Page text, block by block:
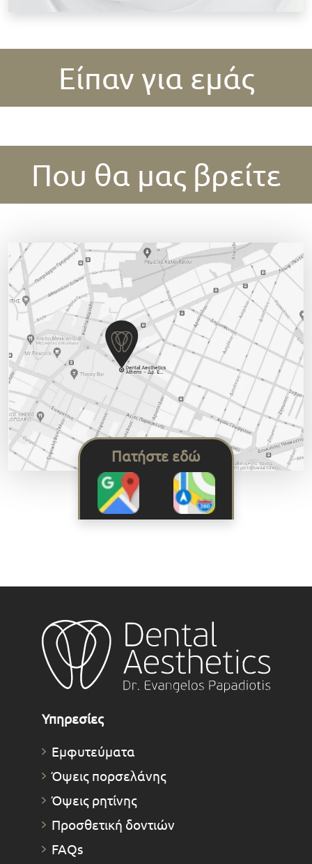
Είπαν για εμάς
Που θα μας βρείτε
Πατήστε εδώ
Υπηρεσίες
Εμφυτεύματα
Όψεις πορσελάνης
Όψεις ρητίνης
Προσθετική δοντιών
FAQs